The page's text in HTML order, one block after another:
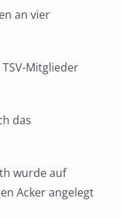
an vier
Mitglieder
das
wurde auf
Acker angelegt